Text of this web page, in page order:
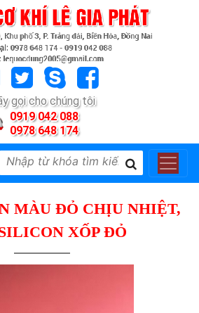
gọi cho chúng tôi
0919 042 088
0978 648 174
MÀU ĐỎ CHỊU NHIỆT,
XỐP ĐỎ